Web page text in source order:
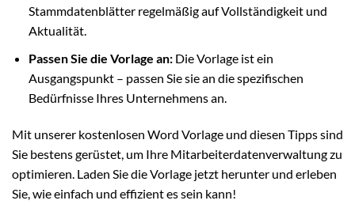
Stammdatenblätter regelmäßig auf Vollständigkeit und
Aktualität.
Passen Sie die Vorlage an:Die Vorlage ist ein
Ausgangspunkt – passen Sie sie an die spezifischen
Bedürfnisse Ihres Unternehmens an.
Mit unserer kostenlosen Word Vorlage und diesen Tipps sind
Sie bestens gerüstet, um Ihre Mitarbeiterdatenverwaltung zu
optimieren. Laden Sie die Vorlage jetzt herunter und erleben
Sie, wie einfach und effizient es sein kann!